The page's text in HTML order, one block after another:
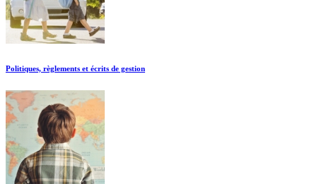
Politiques, règlements et écrits de gestion